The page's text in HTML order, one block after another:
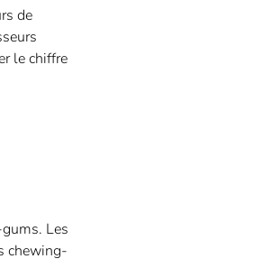
de
le chiffre
Les
chewing-